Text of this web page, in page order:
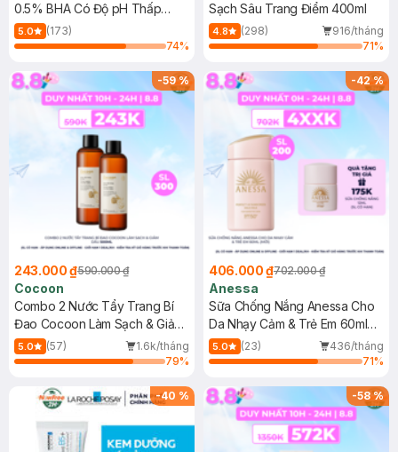
0.5% BHA Có Độ pH Thấp
150ml
5.0
(173)
74%
Sạch Sâu Trang Điểm 400ml
4.8 (298)
916/tháng
71%
-59%
243.000 ₫590.000 ₫
Cocoon
Combo 2 Nước Tẩy Trang Bí
Đao Cocoon Làm Sạch & Giảm
Dầu 500ml
5.0 (57)
1.6k/tháng
79%
-42%
406.000 ₫702.000 ₫
Anessa
Sữa Chống Nắng Anessa Cho
Da Nhạy Cảm & Trẻ Em 60ml
(Mới)
5.0 (23)
436/tháng
71%
-40 % -58%